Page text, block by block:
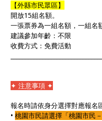
【外縣市民眾區】
開放15組名額。
一張票券為一組名額，一組名
建議參加年齡：不限
收費方式：免費活動
✦ 注意事項 ✦
報名時請依身分選擇對應報名
•桃園市民請選擇「桃園市民